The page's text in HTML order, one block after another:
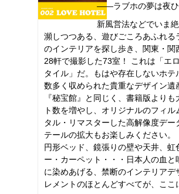
――ラブホの夢は夜ひ
新風営法などでいま
瀕しつつある、遊びごころあふれる
のインテリアを探し歩き、関東・関
28軒で撮影した73室！ これは「エ
タイル」だ。もはや存在しないホテ
数多く収められた貴重なデザイン遺
『秘宝館』と同じく、書籍版よりも
ト数を増やし、オリジナルのフィル
タル・リマスターした高解像度デー
テールの拡大もお楽しみください。
円形ベッド、鏡張りの壁や天井、虹
ー・カーペット・・・日本人の血と
に染めあげる、禁断のインテリアデ
レメントのほとんどすべてが、ここ